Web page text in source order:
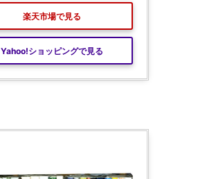
楽天市場で見る
Yahoo!ショッピングで見る